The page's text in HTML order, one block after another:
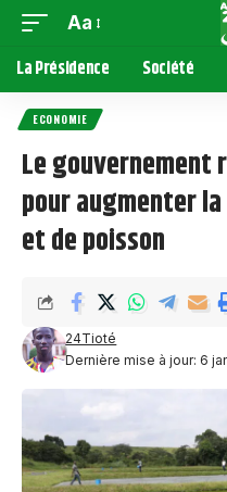
Aa
La Présidence Société
ECONOMIE
Le
pour augmenter
et de poisson
Dernière mise à jour: 6
24Tioté